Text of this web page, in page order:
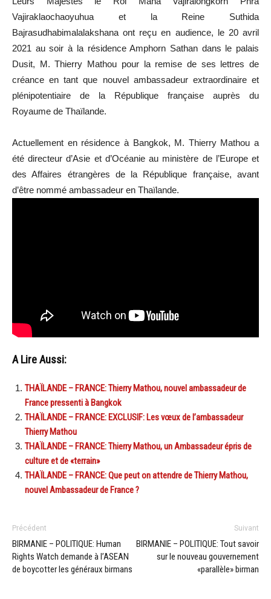
Vajiraklaochaoyuhua et la Reine Suthida
Bajrasudhabimalalakshana ont reçu en audience, le 20 avril
2021 au soir à la résidence Amphorn Sathan dans le palais
Dusit, M. Thierry Mathou pour la remise de ses lettres de
créance en tant que nouvel ambassadeur extraordinaire et
plénipotentiaire de la République française auprès du
Royaume de Thaïlande.
Actuellement en résidence à Bangkok, M. Thierry Mathou a
été directeur d’Asie et d’Océanie au ministère de l’Europe et
des Affaires étrangères de la République française, avant
d’être nommé ambassadeur en Thaïlande.
A Lire Aussi:
THAÏLANDE – FRANCE: Thierry Mathou, nouvel ambassadeur de
France pressenti à Bangkok
THAÏLANDE – FRANCE: EXCLUSIF: Les vœux de l’ambassadeur
Thierry Mathou
THAÏLANDE – FRANCE: Thierry Mathou, un Ambassadeur épris de
culture et de «terrain»
THAÏLANDE – FRANCE: Que peut on attendre de Thierry Mathou,
nouvel Ambassadeur de France ?
Précédent
BIRMANIE – POLITIQUE: Human
Rights Watch demande à l’ASEAN
de boycotter les généraux birmans
Suivant
BIRMANIE – POLITIQUE: Tout savoir
sur le nouveau gouvernement
«parallèle» birman